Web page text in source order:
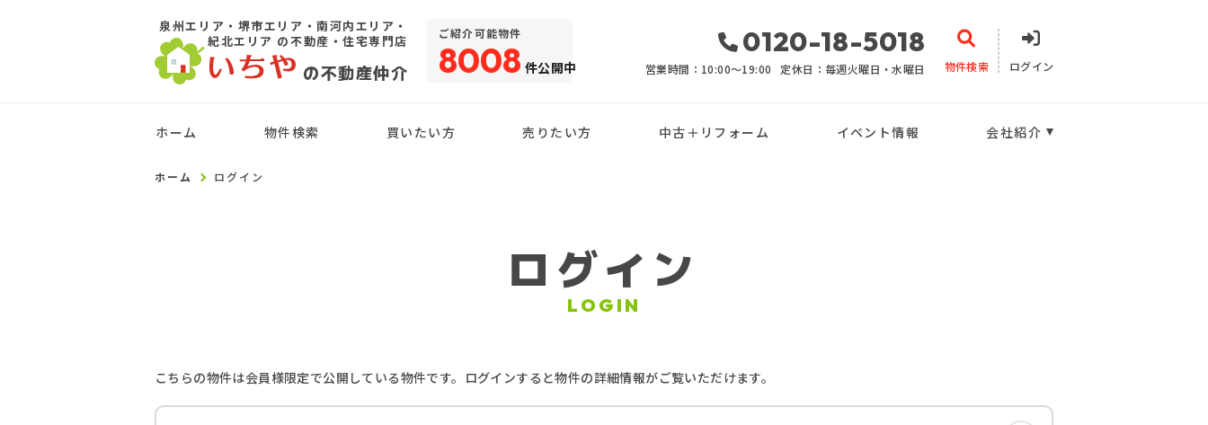
泉州エリア・堺市エリア・南河内エリア・
紀北エリア の不動産・住宅専門店
の不動産仲介
ご紹介可能物件
8008 件公開中
0120-18-5018
営業時間：10:00〜19:00 定休日：毎週火曜日・水曜日 物件検索 ログイン
ホーム 物件検索 買いたい方 売りたい方 中古＋リフォーム イベント情報 会社紹介
ホーム ログイン
ログイン
LOGIN
こちらの物件は会員様限定で公開している物件です。ログインすると物件の詳細情報がご覧いただけます。